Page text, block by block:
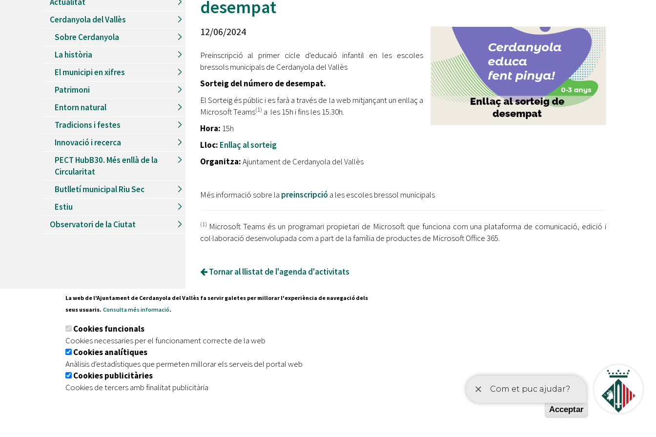
Recursos Humans
Retiment de Comptes
Accés a Informació Pública
Dades Obertes
Catàleg de Serveis i Tràmits
Del26/06/2026al30/08/2026
Patis oberts temporada d'estiu
Piscines d'estiu a Cerdanyola
Del01/06/2026al30/09/2026
Refugis climàtics a Cerdanyola
Jocs d'aigua del Parc Cordelles
Del01/07/2024al31/08/2026
Decorem! Conte 'La truita de nabius'
Oberta la convocatòria d'Ajuts per a l'autoocupació
jove 2026
Cerdanyola opta a més de 5 milions d'euros del Pla de
l'entorn de l'avinguda Catalunya
El FIT presenta el cartell de la seva 16a edició i dona el
tret de sortida al festival
L’Ajuntament reparteix ulleres gratuïtes per veure
Entitats
Equipaments
Mercats Municipals
Webs Municipals
Cerdanyola del Vallès
Sobre Cerdanyola
La història
El municipi en xifres
Patrimoni
Entorn natural
Tradicions i festes
Innovació i recerca
PECT HubB30. Més enllà de la
Circularitat
Butlletí municipal Riu Sec
Estiu
Observatori de la Ciutat
desempat
12/06/2024
Preinscripció al primer cicle d'educaió infantil en les escoles
bressols municipals de Cerdanyola del Vallès
Sorteig del número de desempat.
El Sorteig és públic i es farà a través de la web mitjançant un enllaç a
Microsoft Teams(1) a les 15h i fins les 15.30h.
Hora: 15h
Lloc: Enllaç al sorteig
Organitza:Ajuntament de Cerdanyola del Vallès
Més informació sobre la preinscripció a les escoles bressol municipals
(1) Microsoft Teams és un programari propietari de Microsoft que funciona com una plataforma de comunicació, edició i
col·laboració desenvolupada com a part de la família de productes de Microsoft Office 365.
Tornar al llistat de l'agenda d'activitats
Tel. 935 80 88 88
| Avís legal | Protecció de dades
La web de l'Ajuntament de Cerdanyola del Vallès fa servir galetes per millorar l'experiència de navegació dels
seus usuaris. Consulta més informació.
Cookies funcionals
Cookies necessaries per el funcionament correcte de la web
Cookies analítiques
Anàlisis d'estadístiques que permeten millorar els serveis del portal web
Cookies publicitàries
Cookies de tercers amb finalitat publicitària
Acceptar